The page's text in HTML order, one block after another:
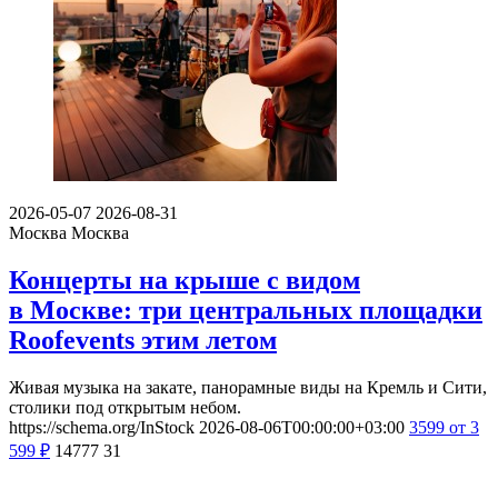
2026-05-07 2026-08-31
Москва Москва
Концерты на крыше с видом
в Москве: три центральных площадки
Roofevents этим летом
Живая музыка на закате, панорамные виды на Кремль и Сити,
столики под открытым небом.
https://schema.org/InStock 2026-08-06T00:00:00+03:00 3599 от 3
599 ₽ 14777 31